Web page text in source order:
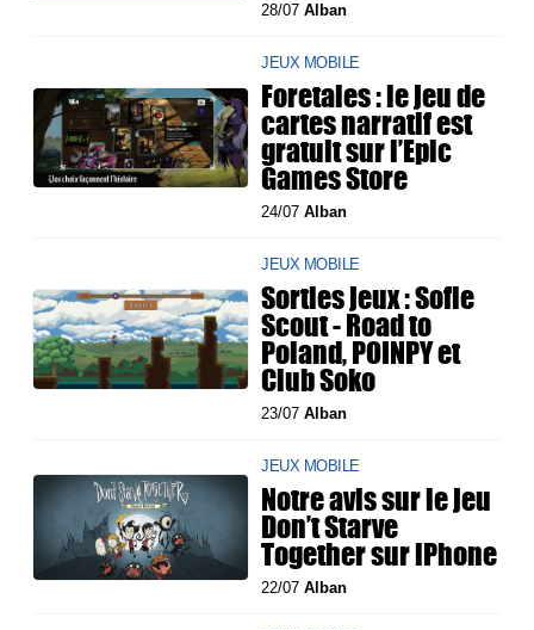
28/07Alban
JEUX MOBILE
Foretales : le jeu de
cartes narratif est
gratuit sur l’Epic
Games Store
24/07Alban
JEUX MOBILE
Sorties jeux : Sofie
Scout - Road to
Poland, POINPY et
Club Soko
23/07Alban
JEUX MOBILE
Notre avis sur le jeu
Don’t Starve
Together sur iPhone
22/07Alban